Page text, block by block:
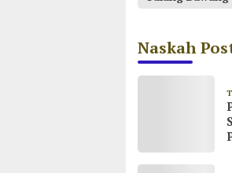
Naskah